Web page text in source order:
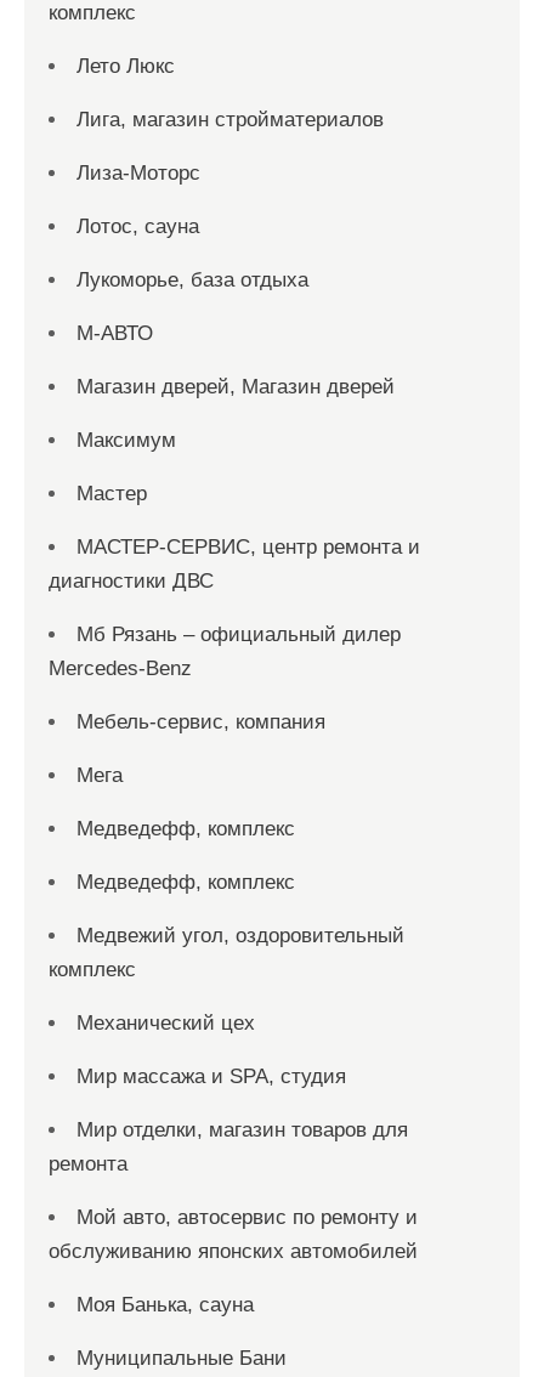
комплекс
Лето Люкс
Лига, магазин стройматериалов
Лиза-Моторс
Лотос, сауна
Лукоморье, база отдыха
М-АВТО
Магазин дверей, Магазин дверей
Максимум
Мастер
МАСТЕР-СЕРВИС, центр ремонта и
диагностики ДВС
Мб Рязань – официальный дилер
Mercedes-Benz
Мебель-сервис, компания
Мега
Медведефф, комплекс
Медведефф, комплекс
Медвежий угол, оздоровительный
комплекс
Механический цех
Мир массажа и SPA, студия
Мир отделки, магазин товаров для
ремонта
Мой авто, автосервис по ремонту и
обслуживанию японских автомобилей
Моя Банька, сауна
Муниципальные Бани